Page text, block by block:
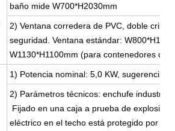
baño mide W700*H2030mm
2) Ventana corredera de PVC, doble
seguridad. Ventana estándar:
W1130*H1100mm (para contenedores de
1) Potencia nominal: 5,0 KW, sugerencia
2) Parámetros técnicos: enchufe industrial
Fijado en una caja a prueba de
eléctrico en el techo está protegido por